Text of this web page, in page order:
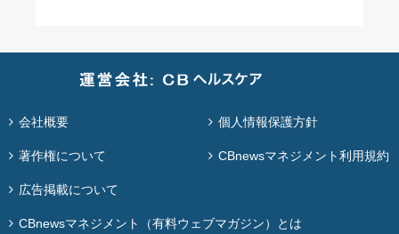
会社概要 個人情報保護方針
著作権について CBnewsマネジメント利用規約
広告掲載について
CBnewsマネジメント（有料ウェブマガジン）とは